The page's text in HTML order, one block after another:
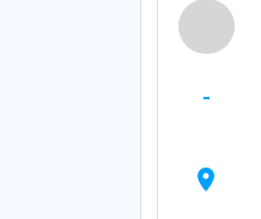
-
location_on